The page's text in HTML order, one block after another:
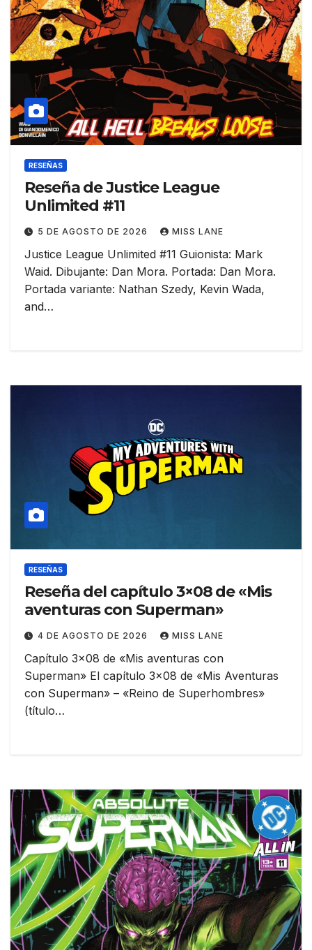
RESEÑAS
Reseña de Justice League
Unlimited #11
5 DE AGOSTO DE 2026 MISS LANE
Justice League Unlimited #11 Guionista: Mark
Waid. Dibujante: Dan Mora. Portada: Dan Mora.
Portada variante: Nathan Szedy, Kevin Wada,
and…
RESEÑAS
Reseña del capítulo 3×08 de «Mis
aventuras con Superman»
4 DE AGOSTO DE 2026 MISS LANE
Capítulo 3×08 de «Mis aventuras con
Superman» El capítulo 3×08 de «Mis Aventuras
con Superman» – «Reino de Superhombres»
(título…